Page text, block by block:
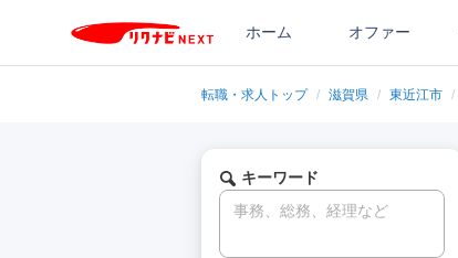
ホーム オファー
転職・求人トップ / 滋賀県 / 東近江市 /
キーワード